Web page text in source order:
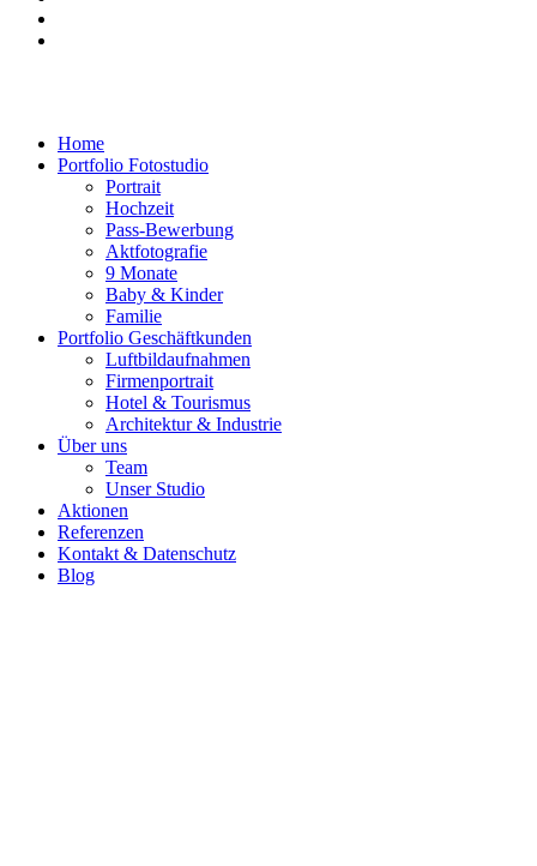
Home
Portfolio Fotostudio
Portrait
Hochzeit
Pass-Bewerbung
Aktfotografie
9 Monate
Baby & Kinder
Familie
Portfolio Geschäftkunden
Luftbildaufnahmen
Firmenportrait
Hotel & Tourismus
Architektur & Industrie
Über uns
Team
Unser Studio
Aktionen
Referenzen
Kontakt & Datenschutz
Blog